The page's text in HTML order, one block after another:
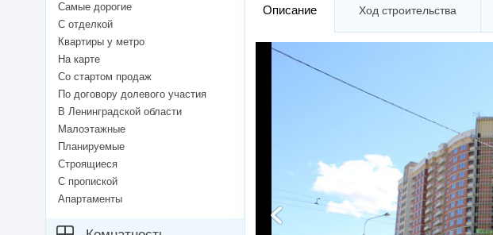
Описание Ход строительства
Самые дорогие
С отделкой
Квартиры у метро
На карте
Со стартом продаж
По договору долевого участия
В Ленинградской области
Малоэтажные
Планируемые
Строящиеся
С пропиской
Апартаменты